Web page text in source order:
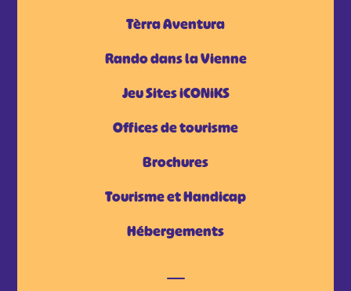
Tèrra Aventura
Rando dans la Vienne
Jeu Sites iCONiKS
Offices de tourisme
Brochures
Tourisme et Handicap
Hébergements